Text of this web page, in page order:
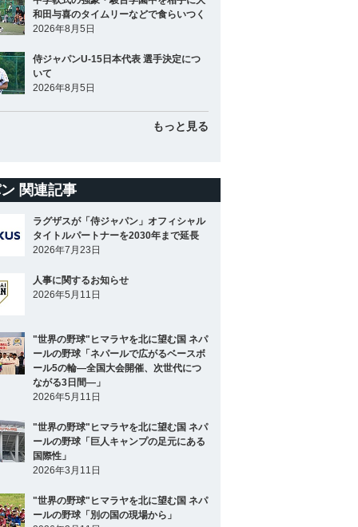
和田与喜のタイムリーなどで食らいつく
2026年8月5日
侍ジャパンU-15日本代表 選手決定につ
いて
2026年8月5日
もっと見る
関連記事
ラグザスが「侍ジャパン」オフィシャル
タイトルパートナーを2030年まで延長
2026年7月23日
人事に関するお知らせ
2026年5月11日
"世界の野球"ヒマラヤを北に望む国 ネパ
ールの野球「ネパールで広がるベースボ
ール5の輪―全国大会開催、次世代につ
ながる3日間―」
2026年5月11日
"世界の野球"ヒマラヤを北に望む国 ネパ
ールの野球「巨人キャンプの足元にある
国際性」
2026年3月11日
"世界の野球"ヒマラヤを北に望む国 ネパ
ールの野球「別の国の現場から」